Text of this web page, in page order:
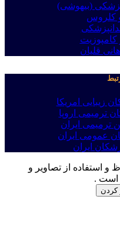
(بیهوشی)
کلروس
کامپوزیت
قلیان
زیبایی امریکا
ترمیمی اروپا
ترمیمی ایران
عمومی ایران
ایران
استفاده از تصاویر و
است .